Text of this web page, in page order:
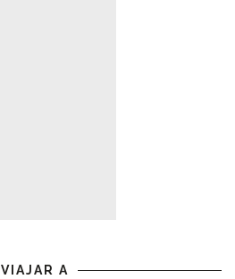
VIAJAR A